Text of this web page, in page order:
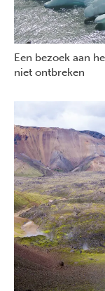
Een bezoek aan
niet ontbreken